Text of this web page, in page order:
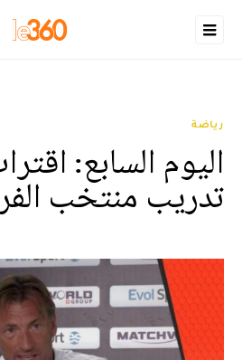
رياضة
اليوم السابع:
تدريب منتخب